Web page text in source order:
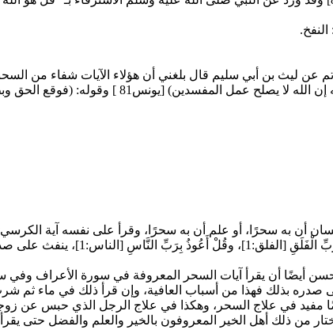
عن ليث بن أبي سليم قال بلغني أن هؤلاء الآيات شفاء من
فاتحة الكتاب، ومع قُلْ يَا أَيُّهَا الْكَافِرُونَ
مع النفث على صدره، ويحسن أيضًا أن يقرأ آيات السحر المعروفة في
بذلك فهذا من أسباب العافية، وإن قرأ ذلك في ماء ثم
في علاج السحر، وهكذا في علاج الرجل الذي حبس عن
من ذلك أهل الخير المعروفون بالخير والعلم والفضل حتى يقرأ